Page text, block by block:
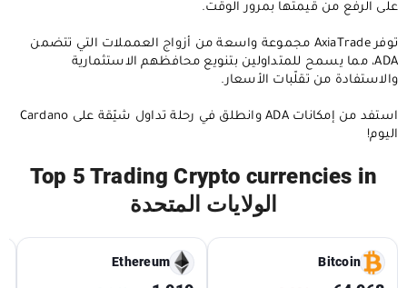
على الرفع من قيمتها بمرور الوقت.
توفر AxiaTrade مجموعة واسعة من أزواج العمملات التي تتضمن
ADA، مما يسمح للمتداولين بتنويع محافظهم الاستثمارية
والاستفادة من تقلّبات الأسعار.
استفد من إمكانات ADA وانطلق في رحلة تداول شيّقة على Cardano
اليوم!
Top 5 Trading Crypto currencies in
الولايات المتحدة
Bitcoin
Ethereum